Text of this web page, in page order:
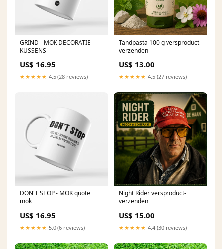
GRIND - MOK DECORATIE
KUSSENS
US$ 16.95
★★★★★ 4.5 (28 reviews)
Tandpasta 100 g versproduct-
verzenden
US$ 13.00
★★★★★ 4.5 (27 reviews)
DON'T STOP - MOK quote
mok
US$ 16.95
★★★★★ 5.0 (6 reviews)
Night Rider versproduct-
verzenden
US$ 15.00
★★★★★ 4.4 (30 reviews)